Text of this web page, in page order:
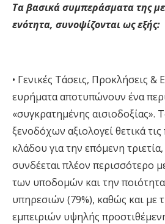
Τα βασικά συμπεράσματα της
ενότητα, συνοψίζονται ως εξής:
• Γενικές Τάσεις, Προκλήσεις &
ευρήματα αποτυπώνουν ένα
«συγκρατημένης αισιοδοξίας».
ξενοδόχων αξιολογεί θετικά
κλάδου για την επόμενη
συνδέεται πλέον περισσότερο
των υποδομών και την
υπηρεσιών (79%), καθώς και με
εμπειριών υψηλής